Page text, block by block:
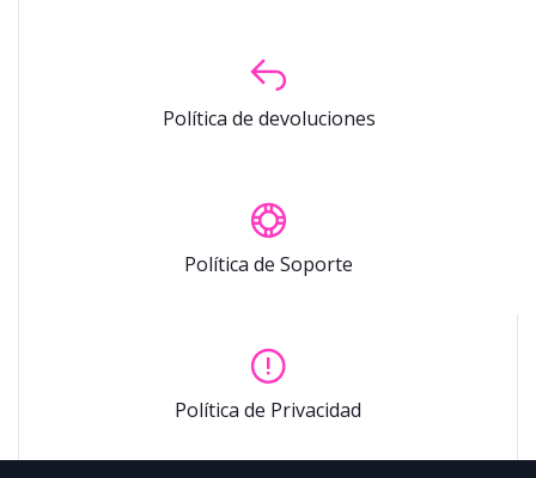
Política de devoluciones
Política de Soporte
Política de Privacidad